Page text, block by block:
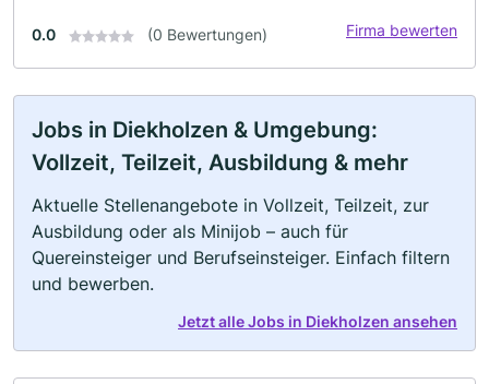
0.0 (0 Bewertungen) Firma bewerten
Jobs in Diekholzen & Umgebung:
Vollzeit, Teilzeit, Ausbildung & mehr
Aktuelle Stellenangebote in Vollzeit, Teilzeit, zur
Ausbildung oder als Minijob – auch für
Quereinsteiger und Berufseinsteiger. Einfach filtern
und bewerben.
Jetzt alle Jobs in Diekholzen ansehen